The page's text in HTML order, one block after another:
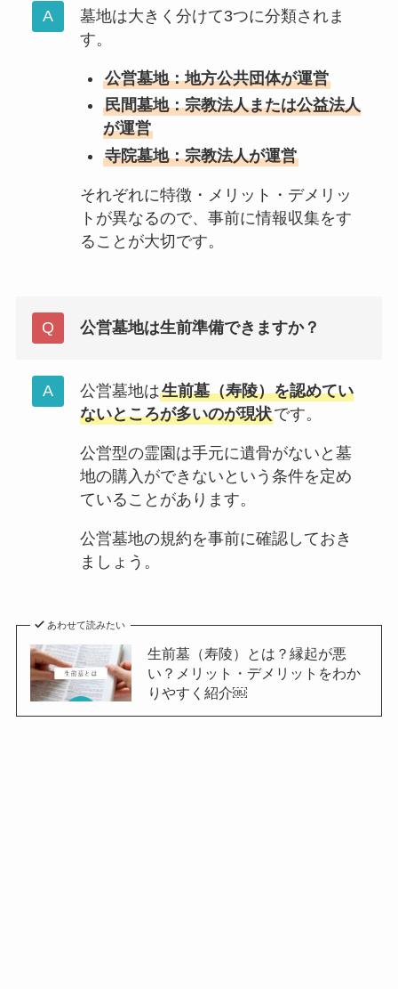
墓地は大きく分けて3つに分類されま
す。
公営墓地：地方公共団体が運営
民間墓地：宗教法人または公益法人
が運営
寺院墓地：宗教法人が運営
それぞれに特徴・メリット・デメリッ
トが異なるので、事前に情報収集をす
ることが大切です。
公営墓地は生前準備できますか？
公営墓地は生前墓（寿陵）を認めてい
ないところが多いのが現状です。
公営型の霊園は手元に遺骨がないと墓
地の購入ができないという条件を定め
ていることがあります。
公営墓地の規約を事前に確認しておき
ましょう。
あわせて読みたい
生前墓（寿陵）とは？縁起が悪
い？メリット・デメリットをわか
りやすく紹介￼